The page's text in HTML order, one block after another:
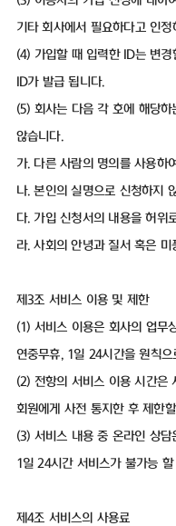
기타 회사에서 필요하다고 인
(4) 가입할 때 입력한 ID는 변
ID가 발급 됩니다.
(5) 회사는 다음 각 호에 해당하
않습니다.
가. 다른 사람의 명의를 사용하
나. 본인의 실명으로 신청하지
다. 가입 신청서의 내용을 허위
라. 사회의 안녕과 질서 혹은
제3조 서비스 이용 및 제한
(1) 서비스 이용은 회사의 업무
연중무휴, 1일 24시간을 원칙으
(2) 전항의 서비스 이용 시간은
회원에게 사전 통지한 후 제한
(3) 서비스 내용 중 온라인 상
1일 24시간 서비스가 불가능
제4조 서비스의 사용료